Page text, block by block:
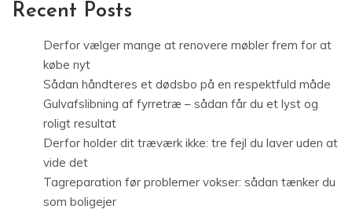
Recent Posts
Derfor vælger mange at renovere møbler frem for at
købe nyt
Sådan håndteres et dødsbo på en respektfuld måde
Gulvafslibning af fyrretræ – sådan får du et lyst og
roligt resultat
Derfor holder dit træværk ikke: tre fejl du laver uden at
vide det
Tagreparation før problemer vokser: sådan tænker du
som boligejer